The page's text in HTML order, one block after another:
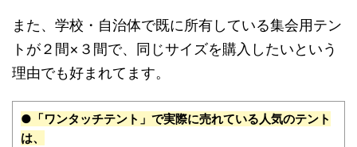
また、学校・⾃治体で既に所有している集会⽤テン
トが２間×３間で、同じサイズを購⼊したいという
理由でも好まれてます。
●「ワンタッチテント」で実際に売れている人気のテント
は、